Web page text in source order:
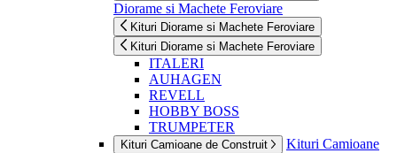
Diorame si Machete Feroviare
Kituri Diorame si Machete Feroviare
Kituri Diorame si Machete Feroviare
ITALERI
AUHAGEN
REVELL
HOBBY BOSS
TRUMPETER
Kituri Camioane de Construit
Kituri Camioane